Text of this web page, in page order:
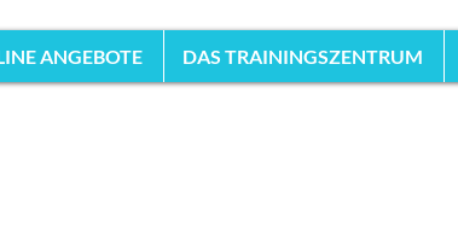
ANGEBOTE DAS TRAININGSZENTRUM